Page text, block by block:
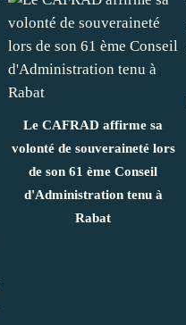
Le CAFRAD affirme sa
volonté de souveraineté lors
de son 61 ème Conseil
d'Administration tenu à
Rabat